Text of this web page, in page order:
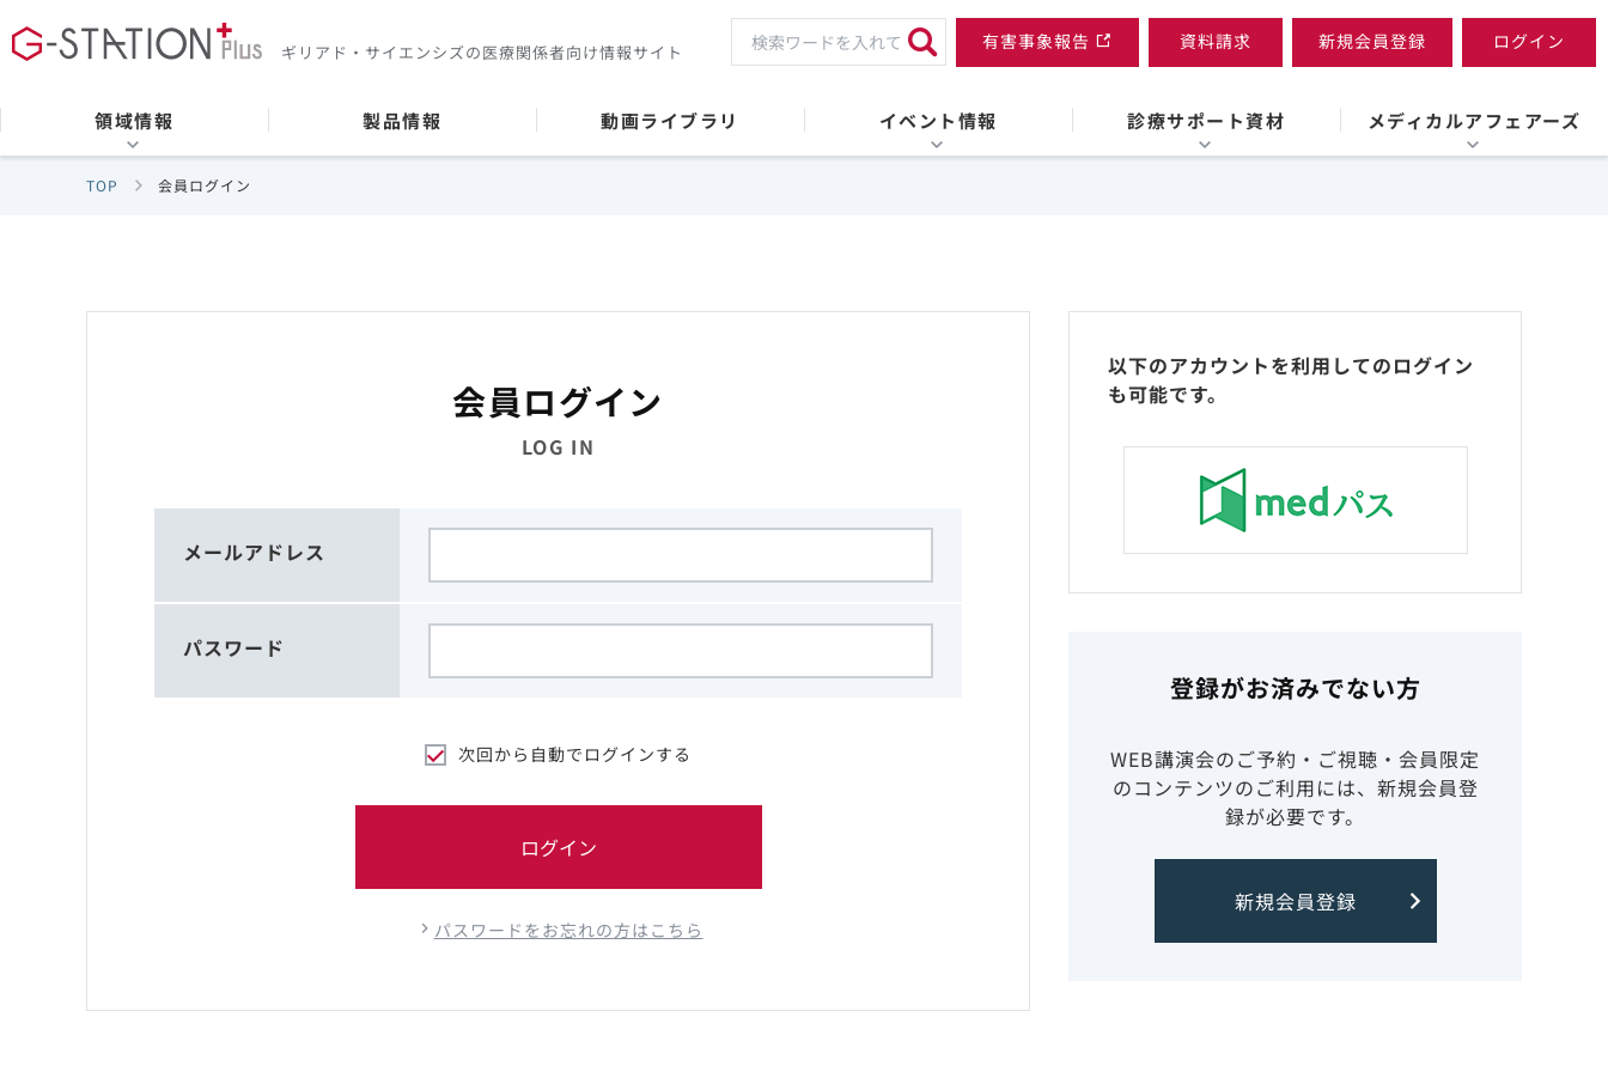
ギリアド・サイエンシズの医療関係者向け情報サイト 有害事象報告 資料請求 新規会員登録 ログイン
領域情報 製品情報 動画ライブラリ イベント情報 診療サポート資材 メディカルアフェアーズ
TOP 会員ログイン
会員ログイン
LOG IN
メールアドレス
パスワード
次回から自動でログインする
ログイン
パスワードをお忘れの方はこちら
以下のアカウントを利用してのログイン
も可能です。
登録がお済みでない方
WEB講演会のご予約・ご視聴・会員限定
のコンテンツのご利用には、新規会員登
録が必要です。
新規会員登録